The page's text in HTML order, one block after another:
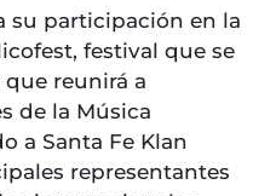
su participación en la
festival que se
que reunirá a
de la Música
a Santa Fe Klan
representantes